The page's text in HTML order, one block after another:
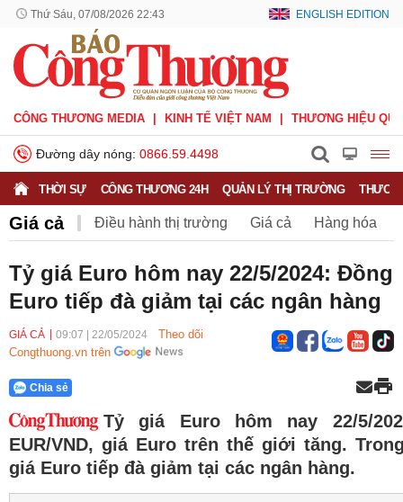
Thứ Sáu, 07/08/2026 22:43 ENGLISH EDITION
CÔNG THƯƠNG MEDIA KINH TẾ VIỆT NAM THƯƠNG HIỆU
Đường dây nóng: 0866.59.4498
THỜI SỰ CÔNG THƯƠNG 24H QUẢN LÝ THỊ TRƯỜNG
Giá cả Điều hành thị trường Giá cả Hàng hóa
Tỷ giá Euro hôm nay 22/5/2024: Đồng
Euro tiếp đà giảm tại các ngân hàng
GIÁ CẢ 09:07 22/05/2024
Theo dõi
Congthuong.vn trên
Chia sẻ
Tỷ giá Euro hôm nay 22/5/
EUR/VND, giá Euro trên thế giới tăng.
giá Euro tiếp đà giảm tại các ngân hàng.